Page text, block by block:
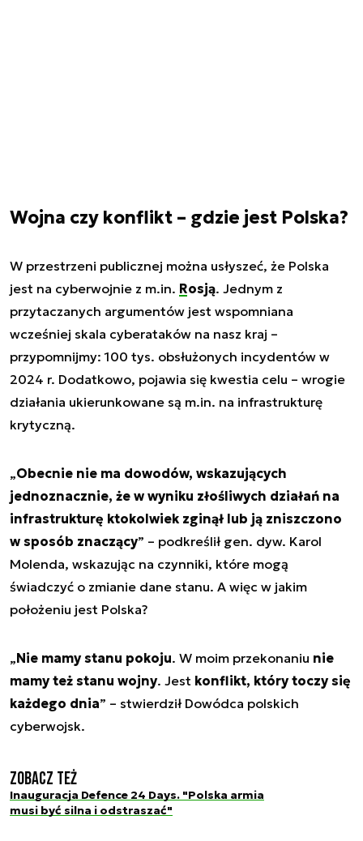
Wojna czy konflikt – gdzie jest Polska?
W przestrzeni publicznej można usłyszeć, że Polska
jest na cyberwojnie z m.in. Rosją. Jednym z
przytaczanych argumentów jest wspomniana
wcześniej skala cyberataków na nasz kraj –
przypomnijmy: 100 tys. obsłużonych incydentów w
2024 r. Dodatkowo, pojawia się kwestia celu – wrogie
działania ukierunkowane są m.in. na infrastrukturę
krytyczną.
„Obecnie nie ma dowodów, wskazujących
jednoznacznie, że w wyniku złośliwych działań na
infrastrukturę ktokolwiek zginął lub ją zniszczono
w sposób znaczący” – podkreślił gen. dyw. Karol
Molenda, wskazując na czynniki, które mogą
świadczyć o zmianie dane stanu. A więc w jakim
położeniu jest Polska?
„Nie mamy stanu pokoju. W moim przekonaniu nie
mamy też stanu wojny. Jest konflikt, który toczy się
każdego dnia” – stwierdził Dowódca polskich
cyberwojsk.
Zobacz też
Inauguracja Defence 24 Days. "Polska armia
musi być silna i odstraszać"